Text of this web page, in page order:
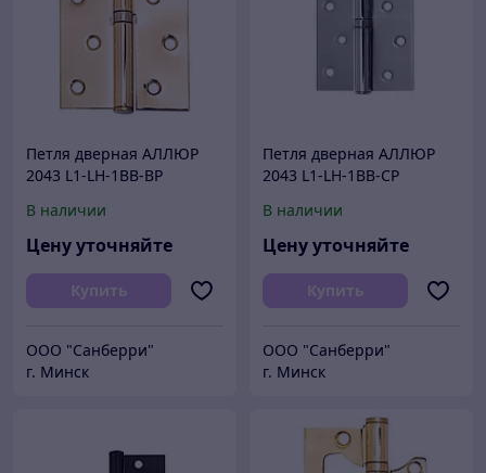
Петля дверная АЛЛЮР
2043 L1-LH-1BB-BP
2 шт (50,25)
В наличии
Цену уточняйте
Купить
ООО "Санберри"
г. Минск
Петля дверная АЛЛЮР
2043 L1-LH-1BB-CP
шт (50,25)
В наличии
Цену уточняйте
Купить
ООО "Санберри"
г. Минск